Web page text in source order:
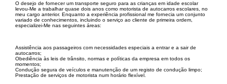
O desejo de fornecer um transporte seguro para as crianças em idade escolar
levou-Me a trabalhar quase dois anos como motorista de autocarros escolares, no
meu cargo anterior. Enquanto a experiência profissional me fornecia um conjunto
variado de conhecimentos, incluindo o serviço ao cliente de primeira ordem,
especializei-Me nas seguintes áreas:
Assistência aos passageiros com necessidades especiais a entrar e a sair de
autocarros;
Obediência às leis de trânsito, normas e políticas da empresa em todos os
momentos;
Condução segura de veículos e manutenção de um registo de condução limpo;
Prestação de serviços de motorista num horário flexível.